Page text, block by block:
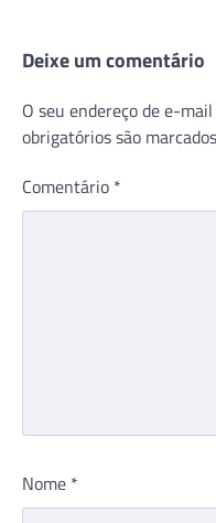
Deixe um comentário
O seu endereço de e-
obrigatórios são
Comentário *
Nome *